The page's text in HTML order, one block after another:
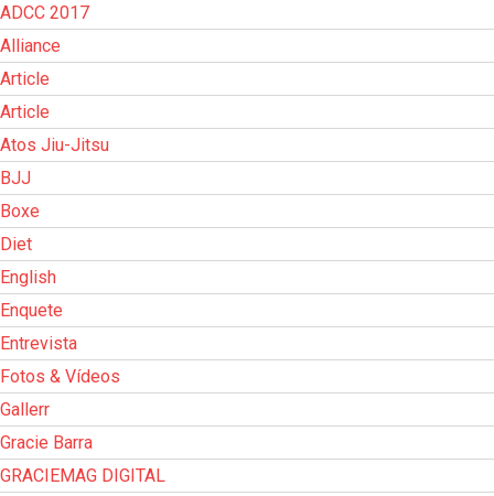
ADCC 2017
Alliance
Article
Article
Atos Jiu-Jitsu
BJJ
Boxe
Diet
English
Enquete
Entrevista
Fotos & Vídeos
Gallerr
Gracie Barra
GRACIEMAG DIGITAL